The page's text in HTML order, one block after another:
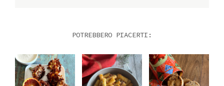
POTREBBERO PIACERTI: